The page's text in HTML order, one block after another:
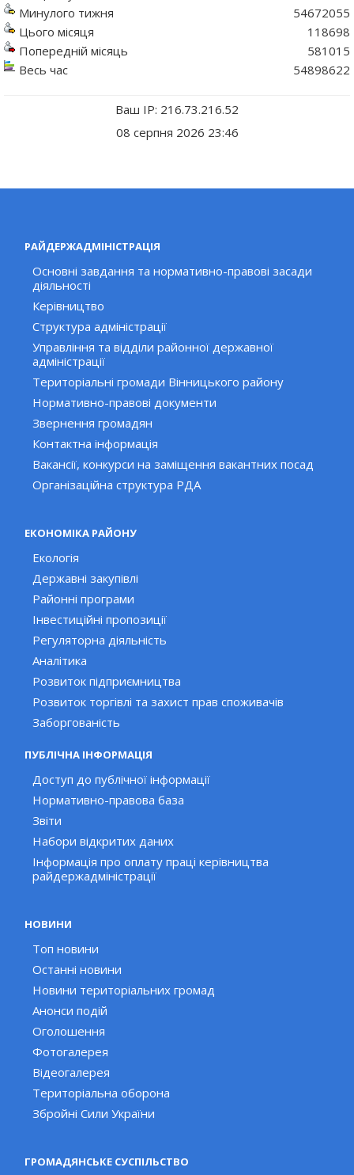
Минулого тижня
Цього місяця
Попередній місяць
Весь час
54672055
118698
581015
54898622
Ваш IP: 216.73.216.52
08 серпня 2026 23:46
РАЙДЕРЖАДМІНІСТРАЦІЯ
Основні завдання та нормативно-правові засади
діяльності
Керівництво
Структура адміністрації
Управління та відділи районної державної
адміністрації
Територіальні громади Вінницького району
Нормативно-правові документи
Звернення громадян
Контактна інформація
Вакансії, конкурси на заміщення вакантних посад
Організаційна структура РДА
ЕКОНОМІКА РАЙОНУ
Екологія
Державні закупівлі
Районні програми
Інвестиційні пропозиції
Регуляторна діяльність
Аналітика
Розвиток підприємництва
Розвиток торгівлі та захист прав споживачів
Заборгованість
ПУБЛІЧНА ІНФОРМАЦІЯ
Доступ до публічної інформації
Нормативно-правова база
Звіти
Набори відкритих даних
Інформація про оплату праці керівництва
райдержадміністрації
НОВИНИ
Топ новини
Останні новини
Новини територіальних громад
Анонси подій
Оголошення
Фотогалерея
Відеогалерея
Територіальна оборона
Збройні Сили України
ГРОМАДЯНСЬКЕ СУСПІЛЬСТВО